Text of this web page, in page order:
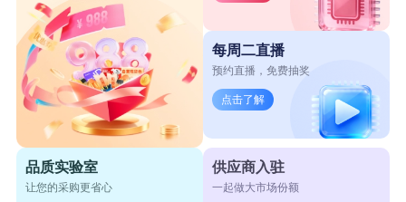
每周二直播
预约直播，免费抽奖
点击了解
品质实验室
让您的采购更省心
供应商入驻
一起做大市场份额